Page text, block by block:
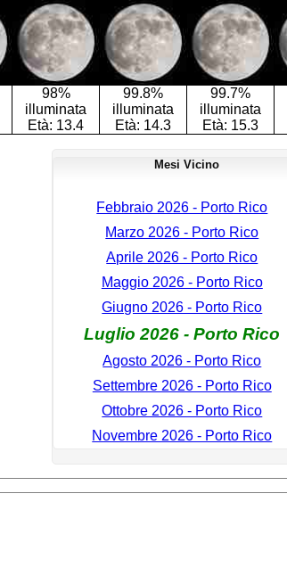
98%
illuminata
Età: 13.4
99.8%
illuminata
Età: 14.3
99.7%
illuminata
Età: 15.3
Mesi Vicino
Febbraio 2026 - Porto Rico
Marzo 2026 - Porto Rico
Aprile 2026 - Porto Rico
Maggio 2026 - Porto Rico
Giugno 2026 - Porto Rico
Luglio 2026 - Porto Rico
Agosto 2026 - Porto Rico
Settembre 2026 - Porto Rico
Ottobre 2026 - Porto Rico
Novembre 2026 - Porto Rico